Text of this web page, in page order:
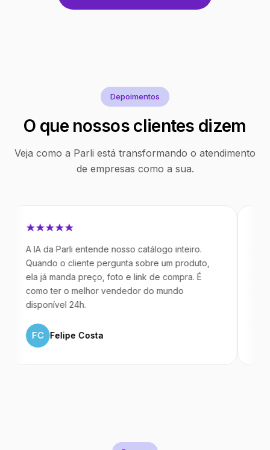
Depoimentos
O que nossos clientes dizem
Veja como a Parli está transformando o atendimento
de empresas como a sua.
IA da Parli entende nosso catálogo inteiro.
o cliente pergunta sobre um produto,
já manda preço, foto e link de compra. É
ter o melhor vendedor do mundo
24h.
Felipe Costa